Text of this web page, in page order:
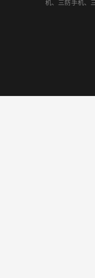
机、三防手机、